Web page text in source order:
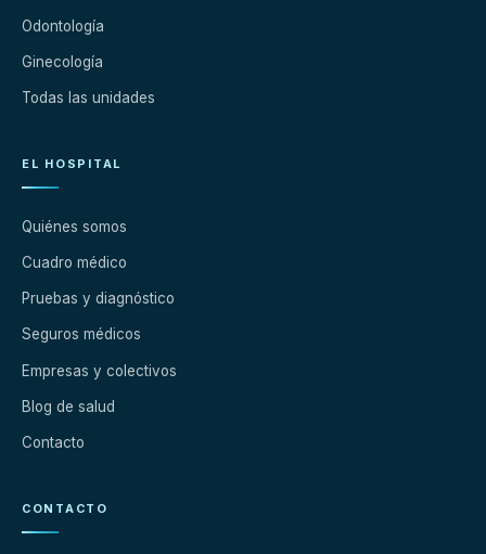
Odontología
Ginecología
Todas las unidades
EL HOSPITAL
Quiénes somos
Cuadro médico
Pruebas y diagnóstico
Seguros médicos
Empresas y colectivos
Blog de salud
Contacto
CONTACTO